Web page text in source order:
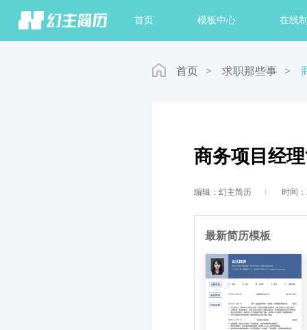
首页 模板中心 在线
首页 > 求职那些事 >
商务项目经
编辑：幻主简历 时间
最新简历模板